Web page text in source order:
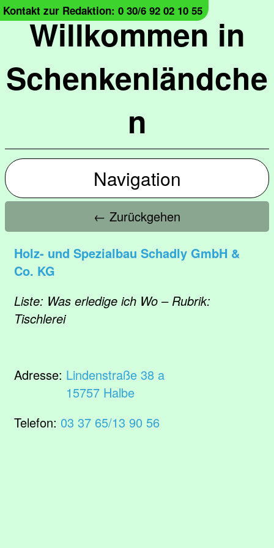
Willkommen in
Schenkenländche
n
Kontakt zur Redaktion: 0 30/6 92 02 10 55
Navigation
← Zurückgehen
Holz- und Spezialbau Schadly GmbH &
Co. KG
Liste: Was erledige ich Wo – Rubrik:
Tischlerei
Adresse: Lindenstraße 38 a
15757 Halbe
Telefon: 03 37 65/13 90 56